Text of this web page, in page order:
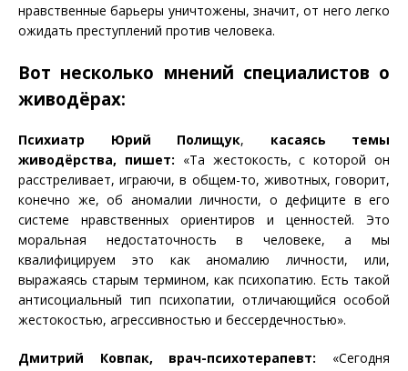
нравственные барьеры уничтожены, значит, от него легко
ожидать преступлений против человека.
Вот несколько мнений специалистов о
живодёрах:
Психиатр Юрий Полищук, касаясь темы
живодёрства, пишет: «Та жестокость, с которой он
расстреливает, играючи, в общем-то, животных, говорит,
конечно же, об аномалии личности, о дефиците в его
системе нравственных ориентиров и ценностей. Это
моральная недостаточность в человеке, а мы
квалифицируем это как аномалию личности, или,
выражаясь старым термином, как психопатию. Есть такой
антисоциальный тип психопатии, отличающийся особой
жестокостью, агрессивностью и бессердечностью».
Дмитрий Ковпак, врач-психотерапевт: «Сегодня